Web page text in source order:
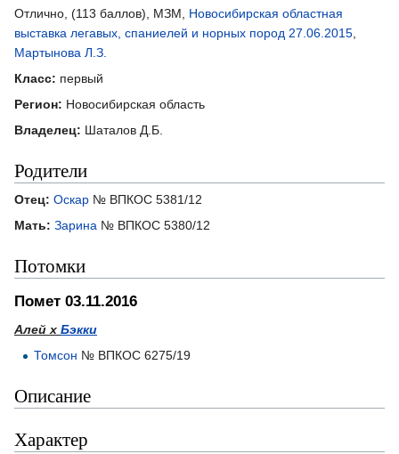
Отлично, (113 баллов), МЗМ, Новосибирская областная
выставка легавых, спаниелей и норных пород 27.06.2015
Мартынова Л.З.
Класс: первый
Регион: Новосибирская область
Владелец: Шаталов Д.Б.
Родители
Отец: Оскар № ВПКОС 5381/12
Мать: Зарина № ВПКОС 5380/12
Потомки
Помет 03.11.2016
Алей х Бэкки
Томсон № ВПКОС 6275/19
Описание
Характер